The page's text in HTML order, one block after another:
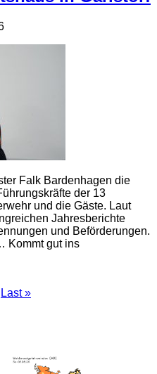
Falk Bardenhagen die
der 13
und die Gäste. Laut
Jahresberichte
und Beförderungen.
Kommt gut ins
Last »